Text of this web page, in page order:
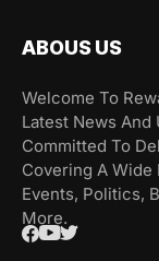
ABOUS US
Welcome To
Latest News And
Committed To
Covering A Wide
Events, Politics,
More.